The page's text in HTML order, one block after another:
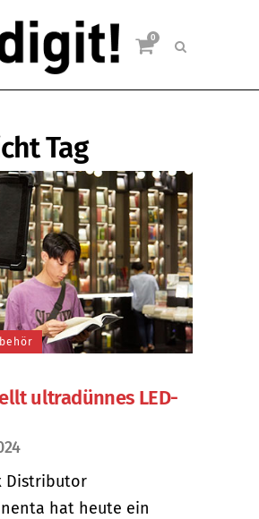
0
Tag
ultradünnes LED-
Distributor
hat heute ein